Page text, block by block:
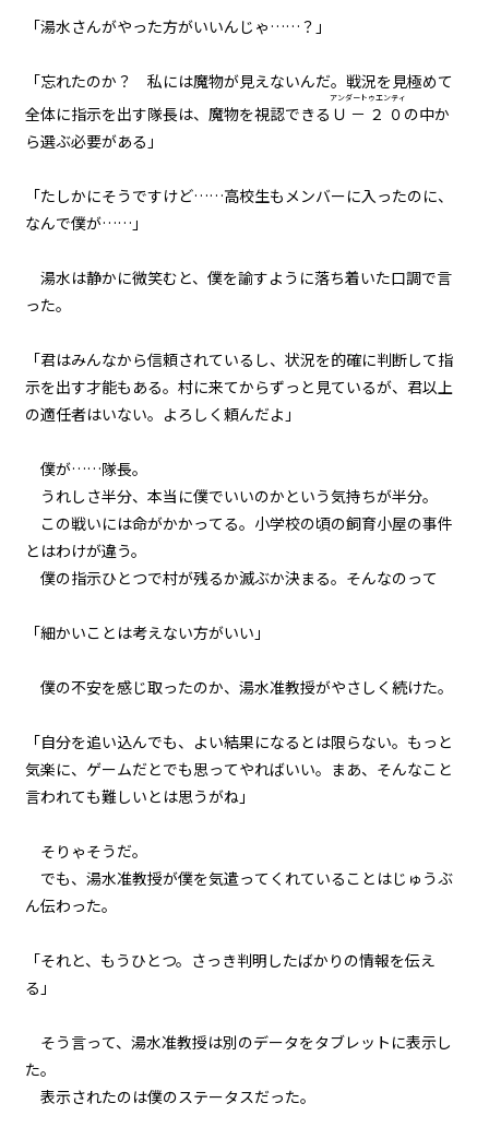
ビューワー設定
小 中
フォント
明朝
組み方向
横組み
035
036
また来週と魔物は言った
夜凪
余白：皆本和寿真の恋
余白：喫茶ヤングマンにて
040
041
余白：自由
042
検証と代償
044
大人のやり方
８月１４日：ゴーレム
「湯水さんがやった方がいいんじゃ……？」
「忘れたのか？ 私には魔物が見えないんだ。戦況を見極めて
全体に指示を出す隊長は、魔物を視認できる Ｕ－２０
アンダートゥエンティ
の中か
ら選ぶ必要がある」
「たしかにそうですけど……高校生もメンバーに入ったのに、
なんで僕が……」
湯水は静かに微笑むと、僕を諭すように落ち着いた口調で言
った。
「君はみんなから信頼されているし、状況を的確に判断して指
示を出す才能もある。村に来てからずっと見ているが、君以上
の適任者はいない。よろしく頼んだよ」
僕が……隊長。
うれしさ半分、本当に僕でいいのかという気持ちが半分。
この戦いには命がかかってる。小学校の頃の飼育小屋の事件
とはわけが違う。
僕の指示ひとつで村が残るか滅ぶか決まる。そんなのって――
「細かいことは考えない方がいい」
僕の不安を感じ取ったのか、湯水准教授がやさしく続けた。
「自分を追い込んでも、よい結果になるとは限らない。もっと
気楽に、ゲームだとでも思ってやればいい。まあ、そんなこと
言われても難しいとは思うがね」
そりゃそうだ。
でも、湯水准教授が僕を気遣ってくれていることはじゅうぶ
ん伝わった。
「それと、もうひとつ。さっき判明したばかりの情報を伝え
る」
そう言って、湯水准教授は別のデータをタブレットに表示し
た。
表示されたのは僕のステータスだった。